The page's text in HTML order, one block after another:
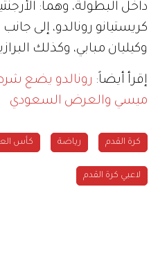
داخل البطولة، وهما:
كريستيانو رونالدو، إلى
وكيليان مبابي، وكذلك
إقرأ أيضاً: رونالدو يضع
ميسي والعرض السعودي
كرة القدم رياضة كأس
لاعبي كرة القدم